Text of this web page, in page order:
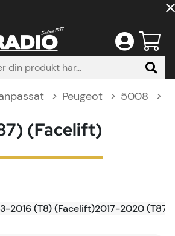
Peugeot 5008
(Facelift)
2016 (T8) (Facelift)2017-2020 (T87)